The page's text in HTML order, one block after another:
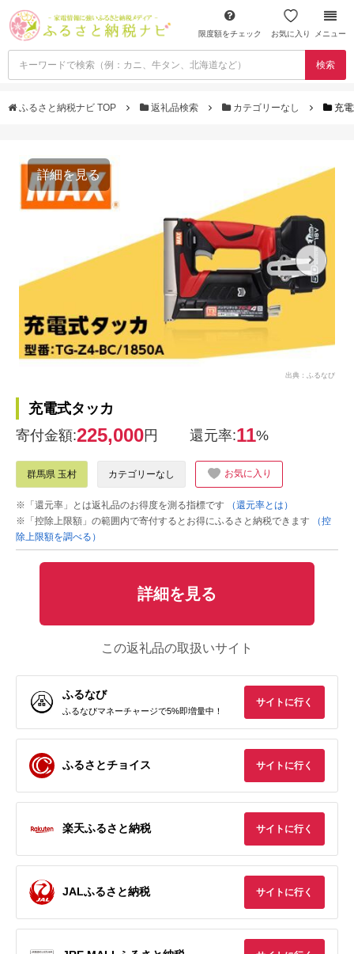
限度額をチェック お気に入り メニュー
検索
ふるさと納税ナビ TOP 返礼品検索 カテゴリーなし 充
詳細を見る
出典：ふるなび
充電式タッカ
寄付金額:225,000円 還元率:11%
群馬県 玉村 カテゴリーなし お気に入り
※「還元率」とは返礼品のお得度を測る指標です
（還元率とは）
※「控除上限額」の範囲内で寄付するとお得にふるさと納税できます
（控
除上限額を調べる）
詳細を見る
この返礼品の取扱いサイト
ふるなび
ふるなびマネーチャージで5%即増量中！
サイトに行く
ふるさとチョイス サイトに行く
楽天ふるさと納税 サイトに行く
JALふるさと納税 サイトに行く